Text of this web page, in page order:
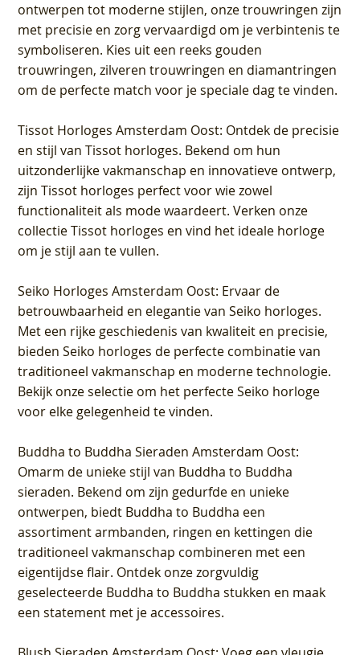
ontwerpen tot moderne stijlen, onze trouwringen zijn
met precisie en zorg vervaardigd om je verbintenis te
symboliseren. Kies uit een reeks gouden
trouwringen, zilveren trouwringen en diamantringen
om de perfecte match voor je speciale dag te vinden.
Tissot Horloges Amsterdam Oost: Ontdek de precisie
en stijl van Tissot horloges. Bekend om hun
uitzonderlijke vakmanschap en innovatieve ontwerp,
zijn Tissot horloges perfect voor wie zowel
functionaliteit als mode waardeert. Verken onze
collectie Tissot horloges en vind het ideale horloge
om je stijl aan te vullen.
Seiko Horloges Amsterdam Oost: Ervaar de
betrouwbaarheid en elegantie van Seiko horloges.
Met een rijke geschiedenis van kwaliteit en precisie,
bieden Seiko horloges de perfecte combinatie van
traditioneel vakmanschap en moderne technologie.
Bekijk onze selectie om het perfecte Seiko horloge
voor elke gelegenheid te vinden.
Buddha to Buddha Sieraden Amsterdam Oost:
Omarm de unieke stijl van Buddha to Buddha
sieraden. Bekend om zijn gedurfde en unieke
ontwerpen, biedt Buddha to Buddha een
assortiment armbanden, ringen en kettingen die
traditioneel vakmanschap combineren met een
eigentijdse flair. Ontdek onze zorgvuldig
geselecteerde Buddha to Buddha stukken en maak
een statement met je accessoires.